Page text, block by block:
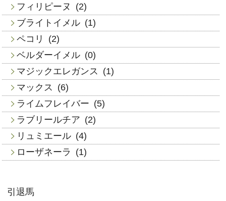
フィリピーヌ
(2)
ブライトイメル (1)
ペコリ
(2)
ベルダーイメル (0)
マジックエレガンス
(1)
マックス
(6)
ライムフレイバー (5)
ラブリールチア (2)
リュミエール (4)
ローザネーラ
(1)
引退馬